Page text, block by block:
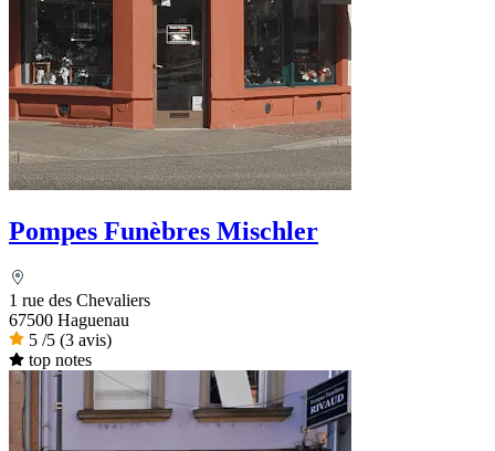
Pompes Funèbres Mischler
1 rue des Chevaliers
67500 Haguenau
5 /5 (3 avis)
top notes